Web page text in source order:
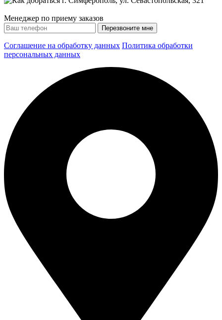
Менеджер по приему заказов
Соглашение на обработку данных Политика обработки
персональных данных